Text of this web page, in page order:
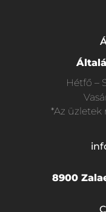
Hétfő –
*Az üzletek
8900